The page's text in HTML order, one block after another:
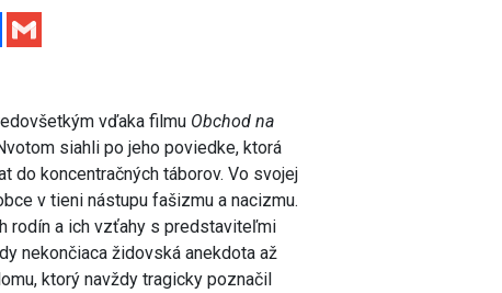
Facebook
vďaka filmu Obchod na
siahli po jeho poviedke, ktorá
do koncentračných táborov. Vo svojej
v tieni nástupu fašizmu a nacizmu.
rodín a ich vzťahy s predstaviteľmi
nekončiaca židovská anekdota až
ktorý navždy tragicky poznačil